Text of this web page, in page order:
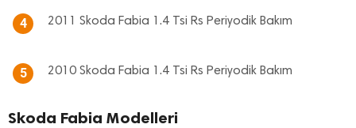
4 2011 Skoda Fabia 1.4 Tsi Rs Periyodik Bakım
5 2010 Skoda Fabia 1.4 Tsi Rs Periyodik Bakım
Skoda Fabia Modelleri